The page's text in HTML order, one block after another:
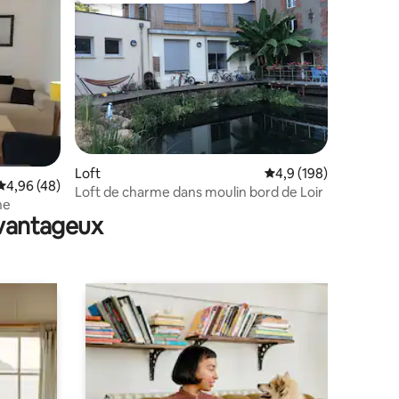
: 4,81 sur 5
moyenne sur la base de 48 commentaires : 4,96 sur 5
4,96 (48)
Loft Évaluation moyenne
4,9 (198)
Loft de charme dans moulin bord de Loir